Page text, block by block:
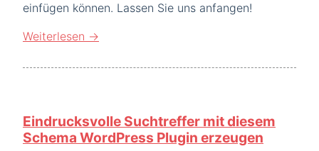
einfügen können. Lassen Sie uns anfangen!
Weiterlesen →
Eindrucksvolle Suchtreffer mit diesem
Schema WordPress Plugin erzeugen